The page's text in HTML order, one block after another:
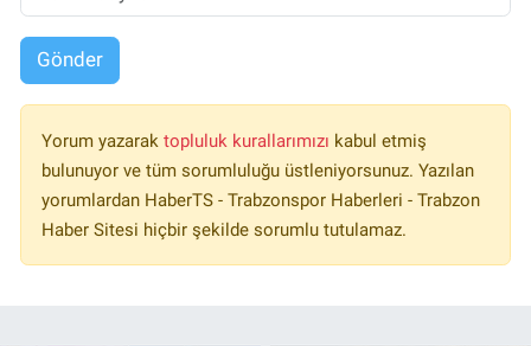
Gönder
Yorum yazarak topluluk kurallarımızı kabul etmiş
bulunuyor ve tüm sorumluluğu üstleniyorsunuz. Yazılan
yorumlardan HaberTS - Trabzonspor Haberleri - Trabzon
Haber Sitesi hiçbir şekilde sorumlu tutulamaz.